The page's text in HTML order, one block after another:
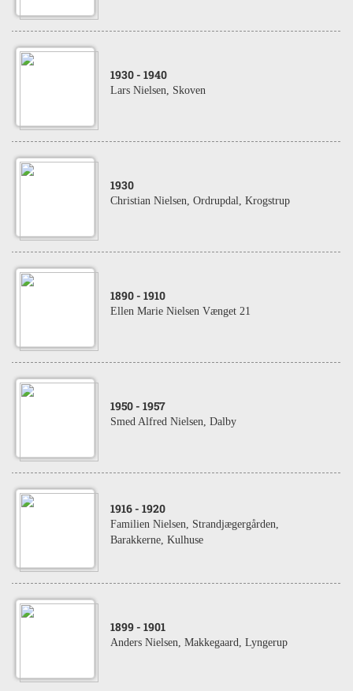
1930 - 1940
Lars Nielsen, Skoven
1930
Christian Nielsen, Ordrupdal, Krogstrup
1890 - 1910
Ellen Marie Nielsen Vænget 21
1950 - 1957
Smed Alfred Nielsen, Dalby
1916 - 1920
Familien Nielsen, Strandjægergården,
Barakkerne, Kulhuse
1899 - 1901
Anders Nielsen, Makkegaard, Lyngerup